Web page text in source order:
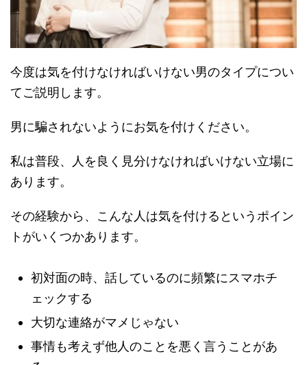
今度は気を付けなければいけない男のタイプについ
てご説明します。
男に騙されないようにお気を付けください。
私は普段、人を良く見分けなければいけない立場に
あります。
その経験から、こんな人は気を付けるというポイン
トがいくつかあります。
初対面の時、話しているのに頻繁にスマホチ
ェックする
大切な連絡がマメじゃない
事情も考えず他人のことを悪く言うことがあ